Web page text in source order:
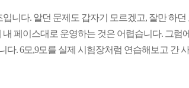
니다. 알던 문제도 갑자기 모르겠고, 잘만 하
페이스대로 운영하는 것은 어렵습니다. 그럼
다. 6모,9모를 실제 시험장처럼 연습해보고 간